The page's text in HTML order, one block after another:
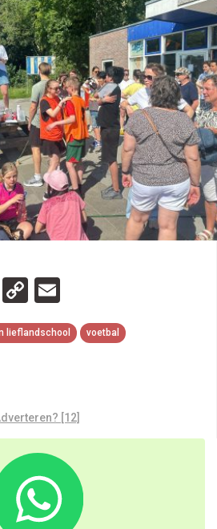
WhatsApp
Copy
Link
lieflandschool voetbal
[12]